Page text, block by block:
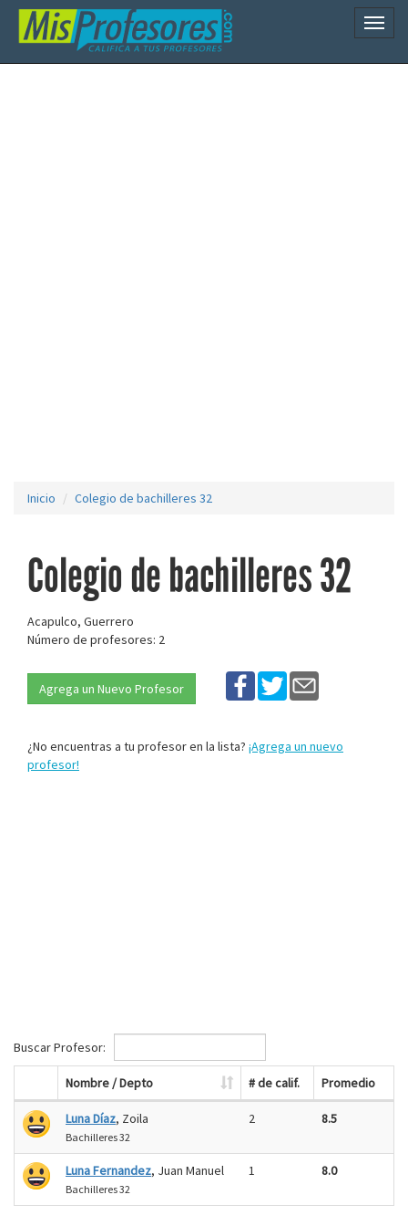
Inicio Colegio de bachilleres 32
Colegio de bachilleres 32
Acapulco, Guerrero
Número de profesores: 2
Agrega un Nuevo Profesor
¿No encuentras a tu profesor en la lista? ¡Agrega un nuevo
profesor!
Buscar Profesor:
Nombre / Depto # de calif. Promedio
Luna Díaz, Zoila
Bachilleres 32
2 8.5
Luna Fernandez, Juan Manuel
Bachilleres 32
1 8.0